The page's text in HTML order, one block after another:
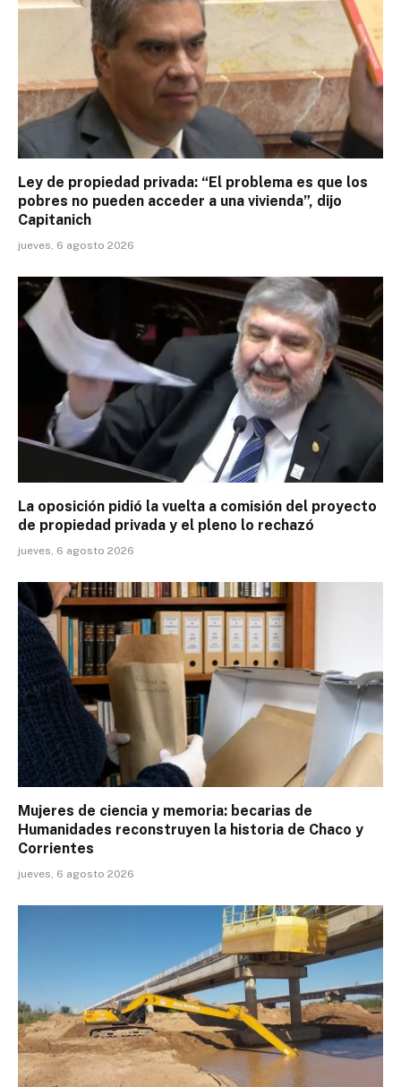
Ley de propiedad privada: “El problema es que los
pobres no pueden acceder a una vivienda”, dijo
Capitanich
jueves, 6 agosto 2026
La oposición pidió la vuelta a comisión del proyecto
de propiedad privada y el pleno lo rechazó
jueves, 6 agosto 2026
Mujeres de ciencia y memoria: becarias de
Humanidades reconstruyen la historia de Chaco y
Corrientes
jueves, 6 agosto 2026